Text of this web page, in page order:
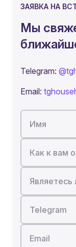
ЗАЯВКА НА
Мы
Telegram:
Email:
Имя
Как к вам
Являетесь
Telegram
Email